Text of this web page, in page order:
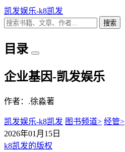
凯发娱乐-k8凯发
搜索
目录
企业基因-凯发娱乐
作者：.徐淼著
凯发娱乐-k8凯发 图书频道> 经管>
2026年01月15日
k8凯发的版权